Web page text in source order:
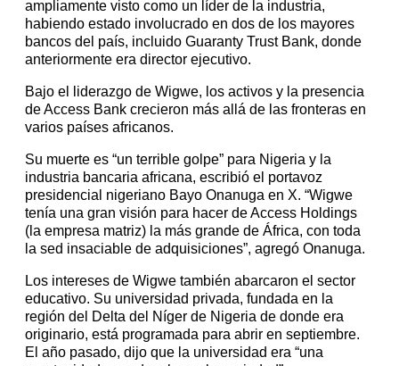
ampliamente visto como un líder de la industria,
habiendo estado involucrado en dos de los mayores
bancos del país, incluido Guaranty Trust Bank, donde
anteriormente era director ejecutivo.
Bajo el liderazgo de Wigwe, los activos y la presencia
de Access Bank crecieron más allá de las fronteras en
varios países africanos.
Su muerte es “un terrible golpe” para Nigeria y la
industria bancaria africana, escribió el portavoz
presidencial nigeriano Bayo Onanuga en X. “Wigwe
tenía una gran visión para hacer de Access Holdings
(la empresa matriz) la más grande de África, con toda
la sed insaciable de adquisiciones”, agregó Onanuga.
Los intereses de Wigwe también abarcaron el sector
educativo. Su universidad privada, fundada en la
región del Delta del Níger de Nigeria de donde era
originario, está programada para abrir en septiembre.
El año pasado, dijo que la universidad era “una